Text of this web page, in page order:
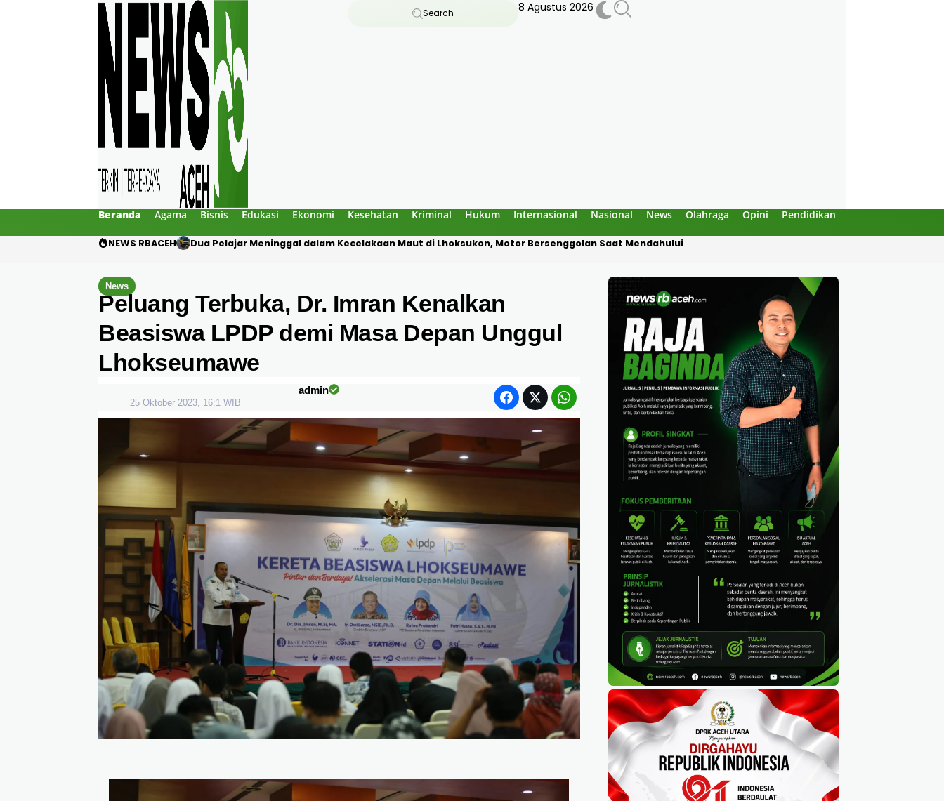
Search 8 Agustus 2026
Beranda Agama Bisnis Edukasi Ekonomi Kesehatan Kriminal Hukum Internasional Nasional News Olahraga Opini Pendidikan
NEWS RBACEH Gibran Tegur Kadisdik Bireuen, Temukan 1 Buku Dipakai 3 Siswa di SDN 7 Jangka Bireuen: “Enggak Boleh!”
News
Peluang Terbuka, Dr. Imran Kenalkan
Beasiswa LPDP demi Masa Depan Unggul
Lhokseumawe
admin
25 Oktober 2023, 16:1 WIB